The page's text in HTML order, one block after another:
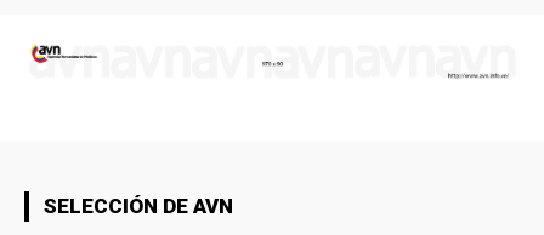
SELECCIÓN DE AVN